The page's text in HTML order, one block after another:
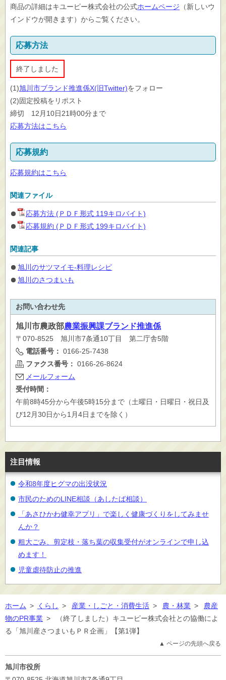
商品の詳細はキユーピー株式会社の公式ホームページ （新しいウ
インドウが開きます）からご覧ください。
応募方法
終了しました
(1)旭川市ブランド推進係X(旧Twitter)をフォロー
(2)固定投稿をリポスト
締切 12月10日21時00分まで
応募方法はこちら
応募規約
応募規約はこちら
関連ファイル
応募方法 (ＰＤＦ形式 119キロバイト)
応募規約 (ＰＤＦ形式 199キロバイト)
関連記事
旭川のサツマイモ-料理レシピ
旭川のさつまいも
お問い合わせ先
旭川市農政部農業振興課ブランド推進係
〒070-8525 旭川市7条通10丁目 第二庁舎5階
電話番号： 0166-25-7438
ファクス番号： 0166-26-8624
メールフォーム
受付時間：
午前8時45分から午後5時15分まで（土曜日・日曜日・祝日及
び12月30日から1月4日までを除く）
注目情報
令和8年度ヒグマの出没状況
市民のためのLINE相談（あしたば相談）
「あさひかわ健幸アプリ」で楽しく健康づくりをしてみませ
んか？
粗大ごみ、剪定枝・落ち葉の収集受付がオンラインで申し込
めます！
児童虐待防止の推進
ホーム > くらし > 産業・しごと・消費生活 > 農・林業 >
農産
物のPR事業 >
（終了しました）キユーピー株式会社との協働によ
る「旭川産さつまいもＰＲ企画」【第1弾】
▲ ページの先頭へ戻る
旭川市役所